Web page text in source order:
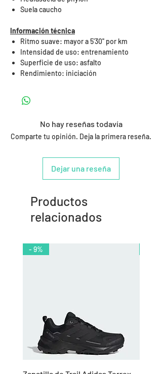
Suela caucho
Información técnica
Ritmo suave: mayor a 5'30'' por km
Intensidad de uso: entrenamiento
Superficie de uso: asfalto
Rendimiento: iniciación
No hay reseñas todavía
Comparte tu opinión. Deja la primera reseña.
Dejar una reseña
Productos
relacionados
- 9%